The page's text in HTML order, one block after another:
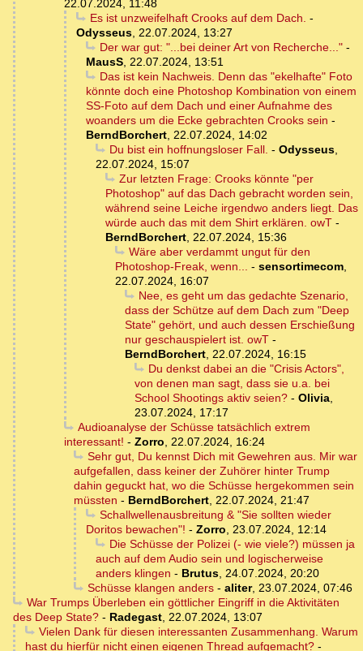
22.07.2024, 11:48
Es ist unzweifelhaft Crooks auf dem Dach. -
Odysseus, 22.07.2024, 13:27
Der war gut: "...bei deiner Art von Recherche..."-
MausS, 22.07.2024, 13:51
Das ist kein Nachweis. Denn das "ekelhafte" Foto
könnte doch eine Photoshop Kombination von einem
SS-Foto auf dem Dach und einer Aufnahme des
woanders um die Ecke gebrachten Crooks sein -
BerndBorchert, 22.07.2024, 14:02
Du bist ein hoffnungsloser Fall. - Odysseus,
22.07.2024, 15:07
Zur letzten Frage: Crooks könnte "per
Photoshop" auf das Dach gebracht worden sein,
während seine Leiche irgendwo anders liegt. Das
würde auch das mit dem Shirt erklären. owT -
BerndBorchert, 22.07.2024, 15:36
Wäre aber verdammt ungut für den
Photoshop-Freak, wenn... - sensortimecom,
22.07.2024, 16:07
Nee, es geht um das gedachte Szenario,
dass der Schütze auf dem Dach zum "Deep
State" gehört, und auch dessen Erschießung
nur geschauspielert ist. owT -
BerndBorchert, 22.07.2024, 16:15
Du denkst dabei an die "Crisis Actors",
von denen man sagt, dass sie u.a. bei
School Shootings aktiv seien? - Olivia,
23.07.2024, 17:17
Audioanalyse der Schüsse tatsächlich extrem
interessant! - Zorro, 22.07.2024, 16:24
Sehr gut, Du kennst Dich mit Gewehren aus. Mir war
aufgefallen, dass keiner der Zuhörer hinter Trump
dahin geguckt hat, wo die Schüsse hergekommen sein
müssten - BerndBorchert, 22.07.2024, 21:47
Schallwellenausbreitung & "Sie sollten wieder
Doritos bewachen"! - Zorro, 23.07.2024, 12:14
Die Schüsse der Polizei (- wie viele?) müssen ja
auch auf dem Audio sein und logischerweise
anders klingen - Brutus, 24.07.2024, 20:20
Schüsse klangen anders- aliter, 23.07.2024, 07:46
War Trumps Überleben ein göttlicher Eingriff in die Aktivitäten
des Deep State? - Radegast, 22.07.2024, 13:07
Vielen Dank für diesen interessanten Zusammenhang. Warum
hast du hierfür nicht einen eigenen Thread aufgemacht? -